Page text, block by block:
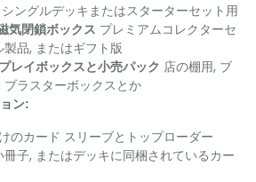
シングルデッキまたはスターターセット用
気閉鎖ボックス プレミアムコレクターセ
製品, またはギフト版
レイボックスと小売パック 店の棚用, ブ
ブラスターボックスとか
ン:
のカード スリーブとトップローダー
冊子, またはデッキに同梱されているカー